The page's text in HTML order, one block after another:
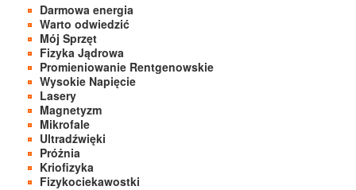
Darmowa energia
Warto odwiedzić
Mój Sprzęt
Fizyka Jądrowa
Promieniowanie Rentgenowskie
Wysokie Napięcie
Lasery
Magnetyzm
Mikrofale
Ultradźwięki
Próżnia
Kriofizyka
Fizykociekawostki